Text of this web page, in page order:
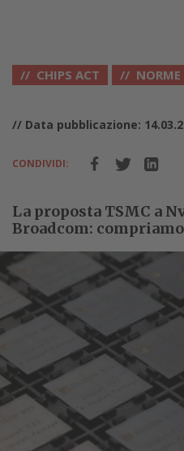
CHIPS ACT NORME
// Data pubblicazione:
CONDIVIDI:
La proposta TSMC a
Broadcom: